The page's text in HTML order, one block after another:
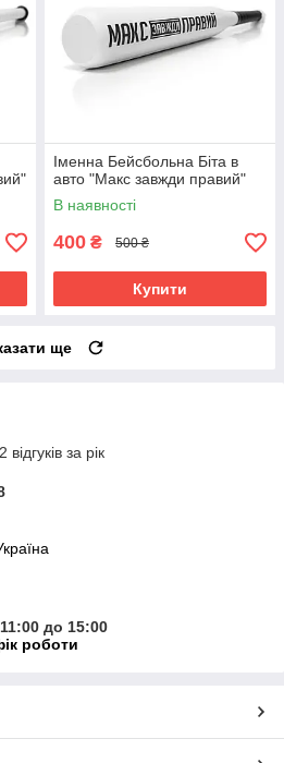
Іменна Бейсбольна Біта в
авто "Макс завжди правий"
В наявності
400 ₴ 500 ₴
Купити
ще
за рік
до 15:00
роботи